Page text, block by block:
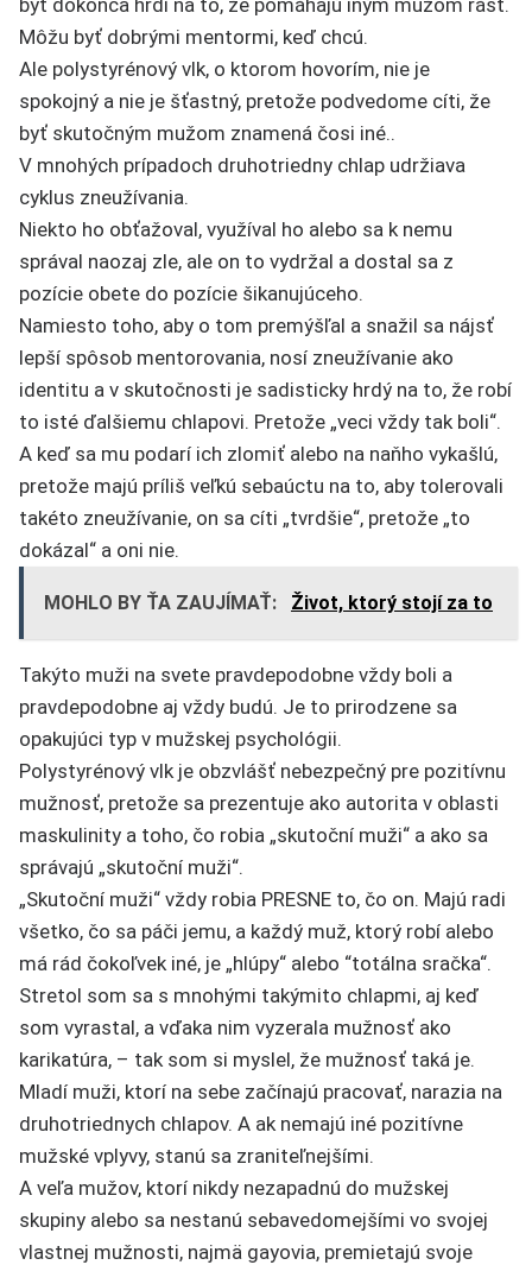
Môžu byť dobrými mentormi, keď chcú.
Ale polystyrénový vlk, o ktorom hovorím, nie je
spokojný a nie je šťastný, pretože podvedome cíti, že
byť skutočným mužom znamená čosi iné..
V mnohých prípadoch druhotriedny chlap udržiava
cyklus zneužívania.
Niekto ho obťažoval, využíval ho alebo sa k nemu
správal naozaj zle, ale on to vydržal a dostal sa z
pozície obete do pozície šikanujúceho.
Namiesto toho, aby o tom premýšľal a snažil sa nájsť
lepší spôsob mentorovania, nosí zneužívanie ako
identitu a v skutočnosti je sadisticky hrdý na to, že robí
to isté ďalšiemu chlapovi. Pretože „veci vždy tak boli“.
A keď sa mu podarí ich zlomiť alebo na naňho vykašlú,
pretože majú príliš veľkú sebaúctu na to, aby tolerovali
takéto zneužívanie, on sa cíti „tvrdšie“, pretože „to
dokázal“ a oni nie.
MOHLO BY ŤA ZAUJÍMAŤ: Život, ktorý stojí za to
Takýto muži na svete pravdepodobne vždy boli a
pravdepodobne aj vždy budú. Je to prirodzene sa
opakujúci typ v mužskej psychológii.
Polystyrénový vlk je obzvlášť nebezpečný pre pozitívnu
mužnosť, pretože sa prezentuje ako autorita v oblasti
maskulinity a toho, čo robia „skutoční muži“ a ako sa
správajú „skutoční muži“.
„Skutoční muži“ vždy robia PRESNE to, čo on. Majú radi
všetko, čo sa páči jemu, a každý muž, ktorý robí alebo
má rád čokoľvek iné, je „hlúpy“ alebo “totálna sračka“.
Stretol som sa s mnohými takýmito chlapmi, aj keď
som vyrastal, a vďaka nim vyzerala mužnosť ako
karikatúra, – tak som si myslel, že mužnosť taká je.
Mladí muži, ktorí na sebe začínajú pracovať, narazia na
druhotriednych chlapov. A ak nemajú iné pozitívne
mužské vplyvy, stanú sa zraniteľnejšími.
A veľa mužov, ktorí nikdy nezapadnú do mužskej
skupiny alebo sa nestanú sebavedomejšími vo svojej
vlastnej mužnosti, najmä gayovia, premietajú svoje